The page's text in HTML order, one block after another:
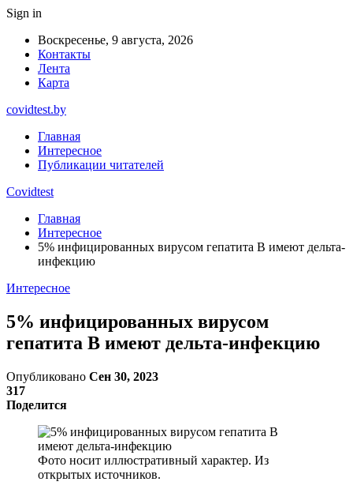
Sign in
Воскресенье, 9 августа, 2026
Контакты
Лента
Карта
covidtest.by
Главная
Интересное
Публикации читателей
Covidtest
Главная
Интересное
5% инфицированных вирусом гепатита B имеют дельта-
инфекцию
Интересное
5% инфицированных вирусом
гепатита B имеют дельта-инфекцию
Опубликовано Сен 30, 2023
317
Поделится
Фото носит иллюстративный характер. Из
открытых источников.